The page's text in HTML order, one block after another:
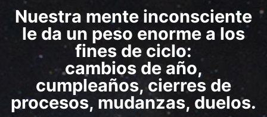
Nuestra mente inconsciente
le da un peso enorme a los
fines de ciclo:
cambios de año,
cumpleaños, cierres de
procesos, mudanzas, duelos.